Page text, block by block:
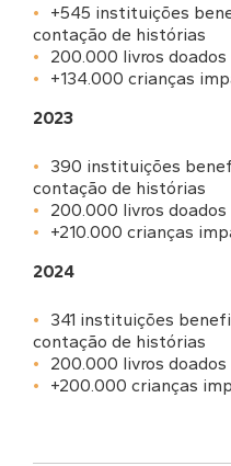
+545 instituições
contação de histórias
200.000 livros doados
+134.000 crianças
2023
390 instituições
contação de histórias
200.000 livros doados
+210.000 crianças
2024
341 instituições
contação de histórias
200.000 livros doados
+200.000 crianças